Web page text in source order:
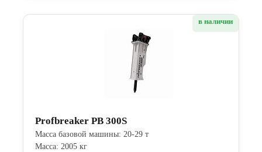
в наличии
Profbreaker PB 300S
Масса базовой машины: 20-29 т
Масса: 2005 кг